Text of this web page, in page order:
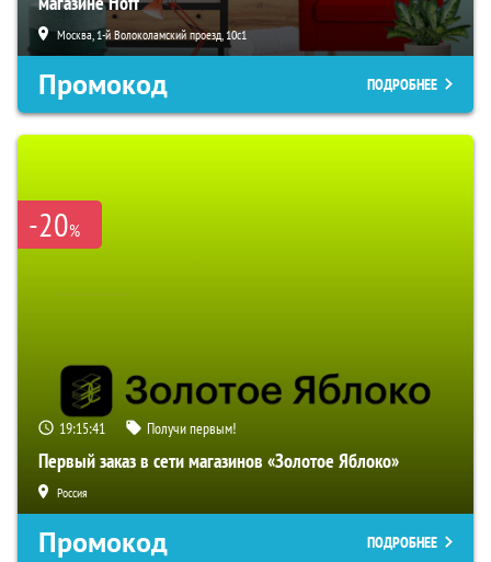
Москва, 1-й Волоколамский проезд, 10с1
Промокод ПОДРОБНЕЕ
-20%
19:15:40 Получи первым!
Первый заказ в сети магазинов «Золотое Яблоко»
Россия
Промокод ПОДРОБНЕЕ